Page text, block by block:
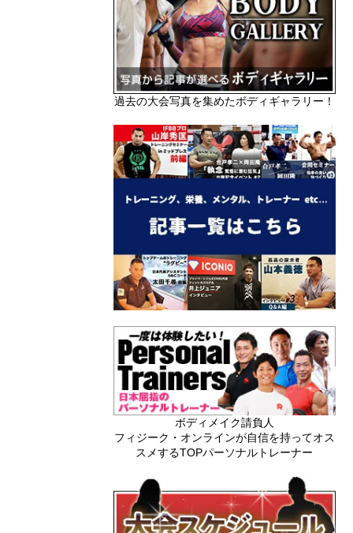
過去の大会写真を集めたボディギャラリー！
ボディメイク請負人
フィジーク・オンラインが自信を持ってオス
スメするTOPパーソナルトレーナー